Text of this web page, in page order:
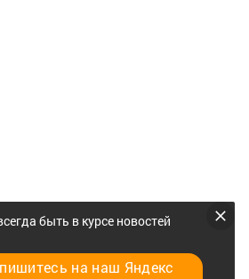
быть в курсе новостей
на наш Яндекс